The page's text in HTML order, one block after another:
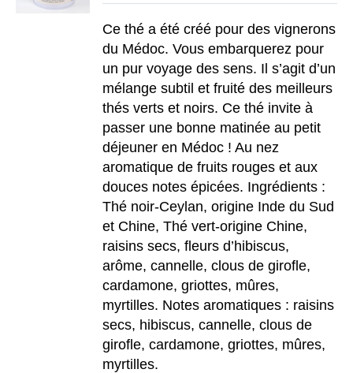
Ce thé a été créé pour des vignerons
du Médoc. Vous embarquerez pour
un pur voyage des sens. Il s’agit d’un
mélange subtil et fruité des meilleurs
thés verts et noirs. Ce thé invite à
passer une bonne matinée au petit
déjeuner en Médoc ! Au nez
aromatique de fruits rouges et aux
douces notes épicées. Ingrédients :
Thé noir-Ceylan, origine Inde du Sud
et Chine, Thé vert-origine Chine,
raisins secs, fleurs d’hibiscus,
arôme, cannelle, clous de girofle,
cardamone, griottes, mûres,
myrtilles. Notes aromatiques : raisins
secs, hibiscus, cannelle, clous de
girofle, cardamone, griottes, mûres,
myrtilles.